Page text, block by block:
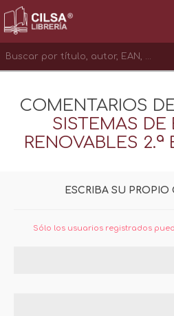
INICIAR SESIÓN
COMENTARIOS
SISTEMAS DE
RENOVABLES 2.ª
ESCRIBA SU
Sólo los usuarios registrados